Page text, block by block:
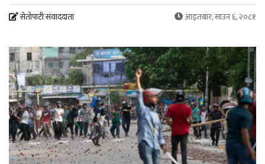
सेतोपाटी संवाददाता आइतबार, साउन ६, २०८१